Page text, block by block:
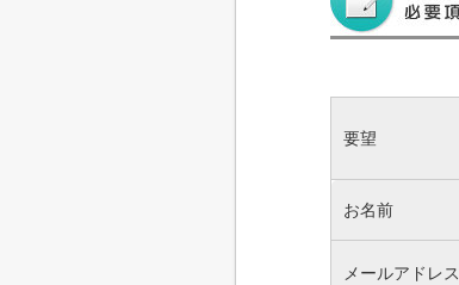
要望
お名前
メールアドレス